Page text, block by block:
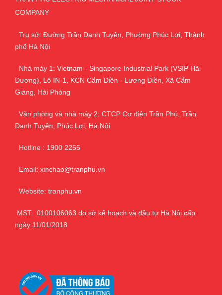
COMPANY
Trụ sở: Đường Trần Danh Tuyên, Phường Phúc Lợi, Thành
phố Hà Nội
Nhà máy 1: Vietnam - Singapore Industrial Park (VSIP Hải
Dương), Lô IN-1, KCN Cẩm Điền - Lương Điền, Xã Cẩm
Giàng, Hải Phòng
Văn phòng và nhà máy 2: CTCP Cơ điện Trần Phú, Trần
Danh Tuyên, Phúc Lợi, Hà Nội
Hotline : 1900 2255
Email: xinchao@tranphu.vn
Website: tranphu.vn
MST: 0100106063 do sở kế hoạch và đầu tư Hà Nội cấp
ngày 11/01/2018